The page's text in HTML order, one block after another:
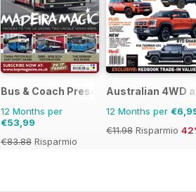
Bus & Coach Preservation
12 Months per
€53,99
€83.88 Risparmio
Australian 4WD
12 Months per
€11.98 Risparmio